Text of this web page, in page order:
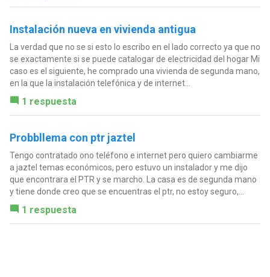
Instalación nueva en vivienda antigua
La verdad que no se si esto lo escribo en el lado correcto ya que no
se exactamente si se puede catalogar de electricidad del hogar Mi
caso es el siguiente, he comprado una vivienda de segunda mano,
en la que la instalación telefónica y de internet...
1 respuesta
Probbllema con ptr jaztel
Tengo contratado ono teléfono e internet pero quiero cambiarme
a jaztel temas económicos, pero estuvo un instalador y me dijo
que encontrara el PTR y se marcho. La casa es de segunda mano
y tiene donde creo que se encuentras el ptr, no estoy seguro,...
1 respuesta